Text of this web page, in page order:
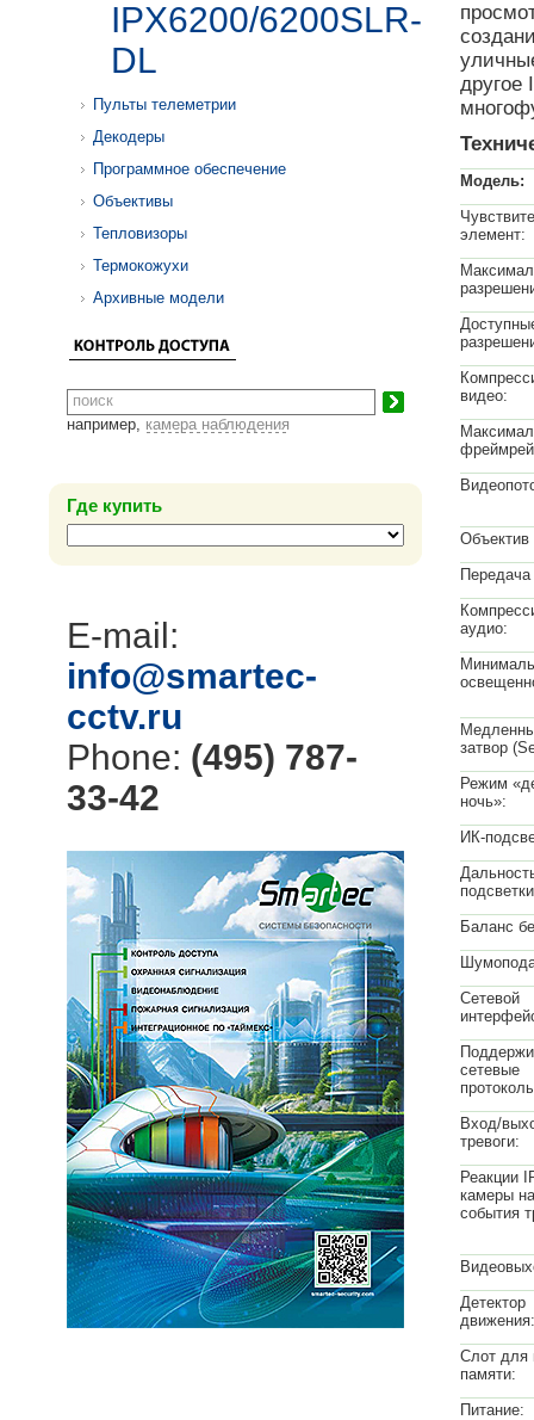
IPX6200/6200SLR-
DL
Пульты телеметрии
Декодеры
Программное обеспечение
Объективы
Тепловизоры
Термокожухи
Архивные модели
например, камера наблюдения
Где купить
E-mail:
info@smartec-
cctv.ru
Phone: (495) 787-
33-42
другое
Модель:
элемент:
видео:
аудио:
затвор
Режим
ночь»:
ИК-
Баланс
Сетевой
сетевые
Вход/
тревоги:
Реакции
камеры на
события
Детектор
движения:
Слот для
памяти:
Питание: